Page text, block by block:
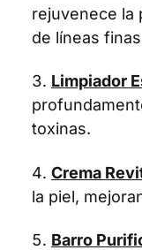
rejuvenece la
de líneas
Limpiador
toxinas.
Crema
la piel,
Barro